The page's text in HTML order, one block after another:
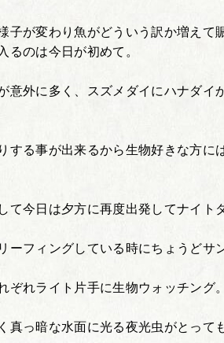
子が変わり魚がどういう訳か増えて
るのは今日が初めて。
意外に多く、スズメダイにハナダイ
する事が出来るから生物好きな方に
て今日は夕方に再度出発してナイト
フィングしている時にちょうどサ
れライト片手に生物ウォッチング。
真っ暗な水面に光る夜光虫がとって